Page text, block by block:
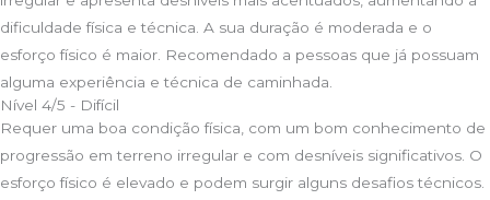
dificuldade física e técnica. A sua duração é moderada e o
esforço físico é maior. Recomendado a pessoas que já possuam
alguma experiência e técnica de caminhada.
Nível 4/5 - Difícil
Requer uma boa condição física, com um bom conhecimento de
progressão em terreno irregular e com desníveis significativos. O
esforço físico é elevado e podem surgir alguns desafios técnicos.